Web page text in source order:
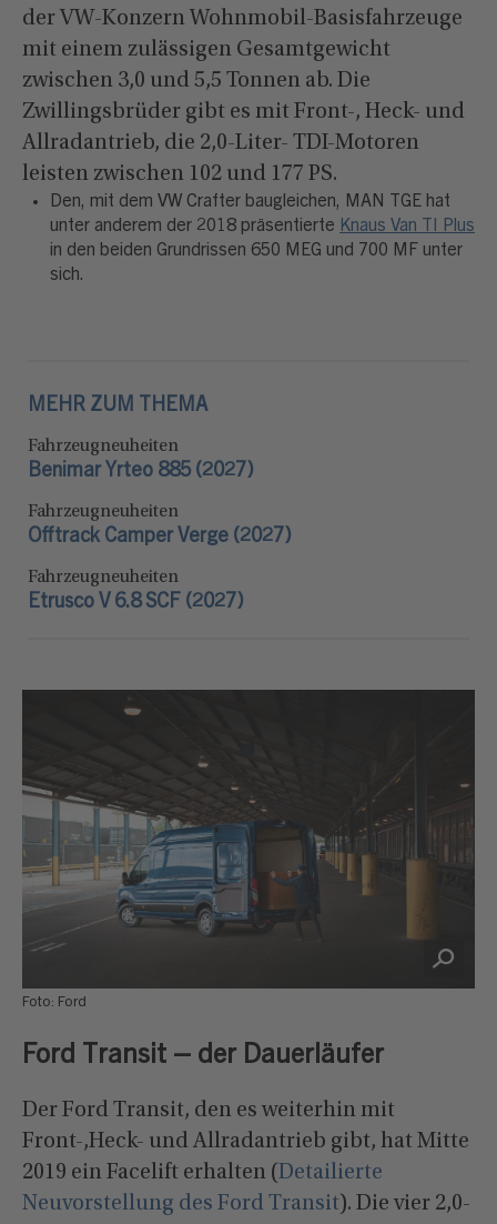
der VW-Konzern Wohnmobil-Basisfahrzeuge
mit einem zulässigen Gesamtgewicht
zwischen 3,0 und 5,5 Tonnen ab. Die
Zwillingsbrüder gibt es mit Front-, Heck- und
Allradantrieb, die 2,0-Liter- TDI-Motoren
leisten zwischen 102 und 177 PS.
Den, mit dem VW Crafter baugleichen, MAN TGE hat
unter anderem der 2018 präsentierte Knaus Van TI Plus
in den beiden Grundrissen 650 MEG und 700 MF unter
sich.
MEHR ZUM THEMA
Fahrzeugneuheiten
Benimar Yrteo 885 (2027)
Fahrzeugneuheiten
Offtrack Camper Verge (2027)
Fahrzeugneuheiten
Etrusco V 6.8 SCF (2027)
Foto: Ford
Ford Transit – der Dauerläufer
Der Ford Transit, den es weiterhin mit
Front-,Heck- und Allradantrieb gibt, hat Mitte
2019 ein Facelift erhalten (Detailierte
Neuvorstellung des Ford Transit). Die vier 2,0-